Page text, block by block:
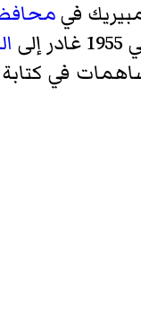
في
إلى
في كتابة